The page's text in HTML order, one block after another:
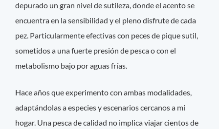
depurado un gran nivel de sutileza, donde el acento se
encuentra en la sensibilidad y el pleno disfrute de cada
pez. Particularmente efectivas con peces de pique sutil,
sometidos a una fuerte presión de pesca o con el
metabolismo bajo por aguas frías.
Hace años que experimento con ambas modalidades,
adaptándolas a especies y escenarios cercanos a mi
hogar. Una pesca de calidad no implica viajar cientos de